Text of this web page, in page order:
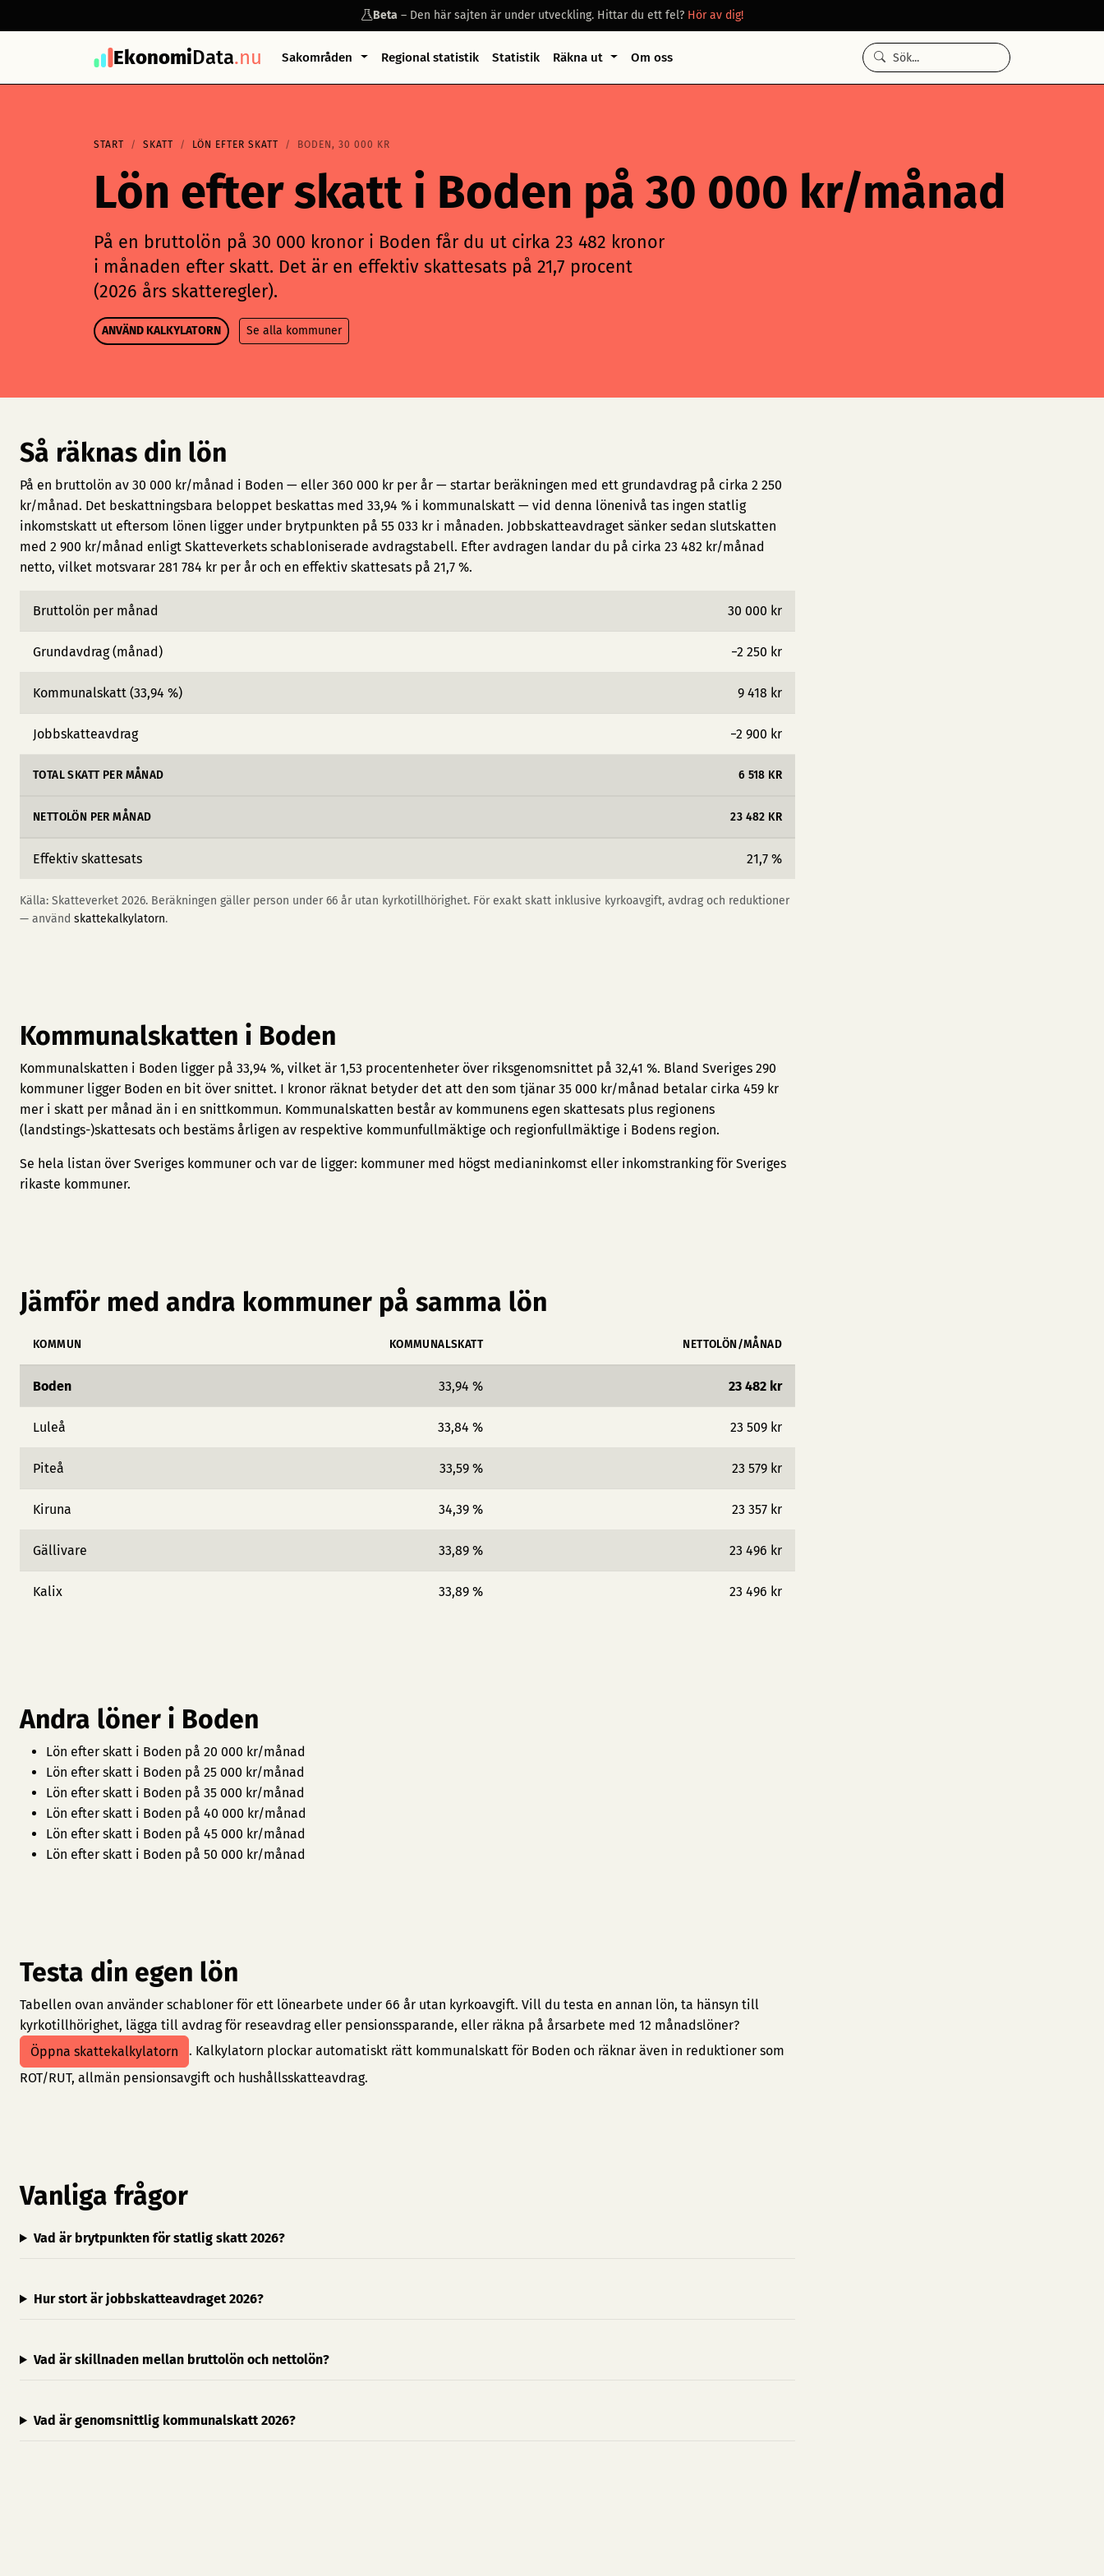
Beta– Den här sajten är under utveckling. Hittar du ett fel? Hör av dig!
EkonomiData.nu Sakområden Regional statistik Statistik Räkna ut Om oss
START SKATT LÖN EFTER SKATT BODEN, 30 000 KR
Lön efter skatt i Boden på 30 000 kr/månad
På en bruttolön på 30 000 kronor i Boden får du ut cirka 23 482 kronor
i månaden efter skatt. Det är en effektiv skattesats på 21,7 procent
(2026 års skatteregler).
ANVÄND KALKYLATORN Se alla kommuner
Så räknas din lön
På en bruttolön av 30 000 kr/månad i Boden — eller 360 000 kr per år — startar beräkningen med ett grundavdrag på cirka 2 250
kr/månad. Det beskattningsbara beloppet beskattas med 33,94 % i kommunalskatt — vid denna lönenivå tas ingen statlig
inkomstskatt ut eftersom lönen ligger under brytpunkten på 55 033 kr i månaden. Jobbskatteavdraget sänker sedan slutskatten
med 2 900 kr/månad enligt Skatteverkets schabloniserade avdragstabell. Efter avdragen landar du på cirka 23 482 kr/månad
netto, vilket motsvarar 281 784 kr per år och en effektiv skattesats på 21,7 %.
Bruttolön per månad 30 000 kr
Grundavdrag (månad) −2 250 kr
Kommunalskatt (33,94 %) 9 418 kr
Jobbskatteavdrag −2 900 kr
TOTAL SKATT PER MÅNAD 6 518 KR
NETTOLÖN PER MÅNAD 23 482 KR
Effektiv skattesats 21,7 %
Källa: Skatteverket 2026. Beräkningen gäller person under 66 år utan kyrkotillhörighet. För exakt skatt inklusive kyrkoavgift, avdrag och reduktioner
— använd skattekalkylatorn.
Kommunalskatten i Boden
Kommunalskatten i Boden ligger på 33,94 %, vilket är 1,53 procentenheter över riksgenomsnittet på 32,41 %. Bland Sveriges 290
kommuner ligger Boden en bit över snittet. I kronor räknat betyder det att den som tjänar 35 000 kr/månad betalar cirka 459 kr
mer i skatt per månad än i en snittkommun. Kommunalskatten består av kommunens egen skattesats plus regionens
(landstings-)skattesats och bestäms årligen av respektive kommunfullmäktige och regionfullmäktige i Bodens region.
Se hela listan över Sveriges kommuner och var de ligger: kommuner med högst medianinkomst eller inkomstranking för Sveriges
rikaste kommuner.
Jämför med andra kommuner på samma lön
KOMMUN KOMMUNALSKATT NETTOLÖN/MÅNAD
Boden 33,94 % 23 482 kr
Luleå 33,84 % 23 509 kr
Piteå 33,59 % 23 579 kr
Kiruna 34,39 % 23 357 kr
Gällivare 33,89 % 23 496 kr
Kalix 33,89 % 23 496 kr
Andra löner i Boden
Lön efter skatt i Boden på 20 000 kr/månad
Lön efter skatt i Boden på 25 000 kr/månad
Lön efter skatt i Boden på 35 000 kr/månad
Lön efter skatt i Boden på 40 000 kr/månad
Lön efter skatt i Boden på 45 000 kr/månad
Lön efter skatt i Boden på 50 000 kr/månad
Testa din egen lön
Tabellen ovan använder schabloner för ett lönearbete under 66 år utan kyrkoavgift. Vill du testa en annan lön, ta hänsyn till
kyrkotillhörighet, lägga till avdrag för reseavdrag eller pensionssparande, eller räkna på årsarbete med 12 månadslöner?
Öppna skattekalkylatorn
. Kalkylatorn plockar automatiskt rätt kommunalskatt för Boden och räknar även in reduktioner som
ROT/RUT, allmän pensionsavgift och hushållsskatteavdrag.
Vanliga frågor
Vad är brytpunkten för statlig skatt 2026?
Hur stort är jobbskatteavdraget 2026?
Vad är skillnaden mellan bruttolön och nettolön?
Vad är genomsnittlig kommunalskatt 2026?